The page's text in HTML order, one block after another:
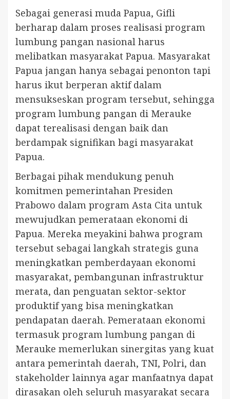
Sebagai generasi muda Papua, Gifli
berharap dalam proses realisasi program
lumbung pangan nasional harus
melibatkan masyarakat Papua. Masyarakat
Papua jangan hanya sebagai penonton tapi
harus ikut berperan aktif dalam
mensukseskan program tersebut, sehingga
program lumbung pangan di Merauke
dapat terealisasi dengan baik dan
berdampak signifikan bagi masyarakat
Papua.
Berbagai pihak mendukung penuh
komitmen pemerintahan Presiden
Prabowo dalam program Asta Cita untuk
mewujudkan pemerataan ekonomi di
Papua. Mereka meyakini bahwa program
tersebut sebagai langkah strategis guna
meningkatkan pemberdayaan ekonomi
masyarakat, pembangunan infrastruktur
merata, dan penguatan sektor-sektor
produktif yang bisa meningkatkan
pendapatan daerah. Pemerataan ekonomi
termasuk program lumbung pangan di
Merauke memerlukan sinergitas yang kuat
antara pemerintah daerah, TNI, Polri, dan
stakeholder lainnya agar manfaatnya dapat
dirasakan oleh seluruh masyarakat secara